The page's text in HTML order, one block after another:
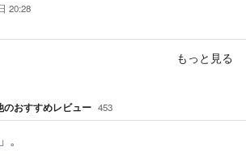
20:28
もっと見る
のおすすめレビュー 453
。